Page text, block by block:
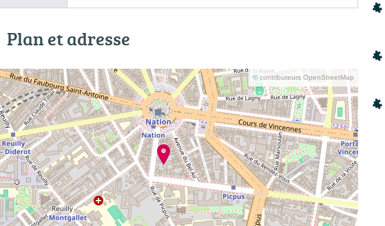
Plan et adresse
© contributeurs OpenStreetMap